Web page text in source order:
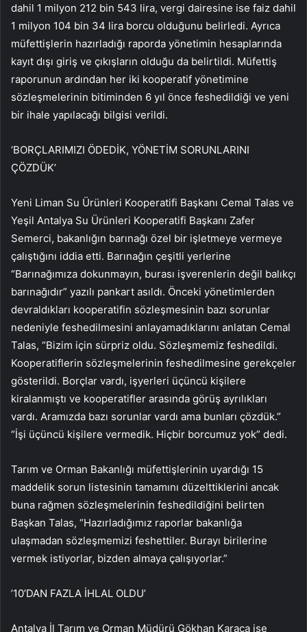
dahil 1 milyon 212 bin 543 lira, vergi dairesine ise faiz dahil
1 milyon 104 bin 34 lira borcu olduğunu belirledi. Ayrıca
müfettişlerin hazırladığı raporda yönetimin hesaplarında
kayıt dışı giriş ve çıkışların olduğu da belirtildi. Müfettiş
raporunun ardından her iki kooperatif yönetimine
sözleşmelerinin bitiminden 6 yıl önce feshedildiği ve yeni
bir ihale yapılacağı bilgisi verildi.
‘BORÇLARIMIZI ÖDEDİK, YÖNETİM SORUNLARINI
ÇÖZDÜK’
Yeni Liman Su Ürünleri Kooperatifi Başkanı Cemal Talas ve
Yeşil Antalya Su Ürünleri Kooperatifi Başkanı Zafer
Semerci, bakanlığın barınağı özel bir işletmeye vermeye
çalıştığını iddia etti. Barınağın çeşitli yerlerine
“Barınağımıza dokunmayın, burası işverenlerin değil balıkçı
barınağıdır” yazılı pankart asıldı. Önceki yönetimlerden
devraldıkları kooperatifin sözleşmesinin bazı sorunlar
nedeniyle feshedilmesini anlayamadıklarını anlatan Cemal
Talas, “Bizim için sürpriz oldu. Sözleşmemiz feshedildi.
Kooperatiflerin sözleşmelerinin feshedilmesine gerekçeler
gösterildi. Borçlar vardı, işyerleri üçüncü kişilere
kiralanmıştı ve kooperatifler arasında görüş ayrılıkları
vardı. Aramızda bazı sorunlar vardı ama bunları çözdük.”
“İşi üçüncü kişilere vermedik. Hiçbir borcumuz yok” dedi.
Tarım ve Orman Bakanlığı müfettişlerinin uyardığı 15
maddelik sorun listesinin tamamını düzelttiklerini ancak
buna rağmen sözleşmelerinin feshedildiğini belirten
Başkan Talas, “Hazırladığımız raporlar bakanlığa
ulaşmadan sözleşmemizi feshettiler. Burayı birilerine
vermek istiyorlar, bizden almaya çalışıyorlar.”
’10’DAN FAZLA İHLAL OLDU’
Antalya İl Tarım ve Orman Müdürü Gökhan Karaca ise